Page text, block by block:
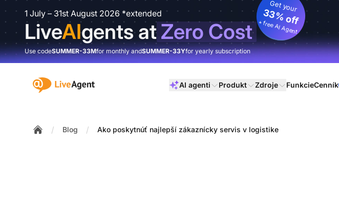
1 July – 31st August 2026 *extended
LiveAIgents atZero Cost
Get your
33% off
+ free AI Agent
Use codeSUMMER-33Mfor monthly andSUMMER-33Yfor yearly subscription
:site.title AI agenti Produkt Zdroje FunkcieCenník
/ Blog / Ako poskytnúť najlepší zákaznícky servis v logistike